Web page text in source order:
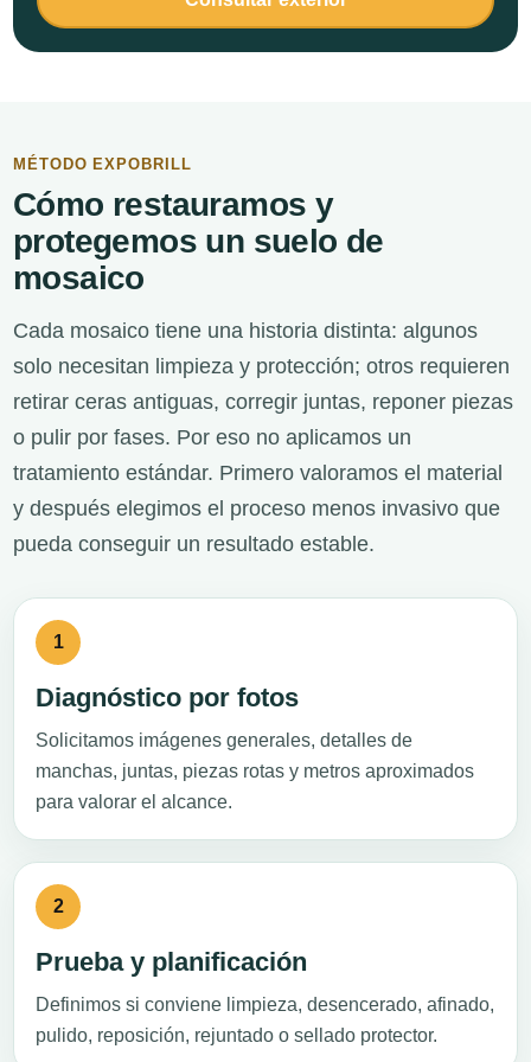
MÉTODO EXPOBRILL
Cómo restauramos y
protegemos un suelo de
mosaico
Cada mosaico tiene una historia distinta: algunos
solo necesitan limpieza y protección; otros requieren
retirar ceras antiguas, corregir juntas, reponer piezas
o pulir por fases. Por eso no aplicamos un
tratamiento estándar. Primero valoramos el material
y después elegimos el proceso menos invasivo que
pueda conseguir un resultado estable.
Diagnóstico por fotos
Solicitamos imágenes generales, detalles de
manchas, juntas, piezas rotas y metros aproximados
para valorar el alcance.
Prueba y planificación
Definimos si conviene limpieza, desencerado, afinado,
pulido, reposición, rejuntado o sellado protector.